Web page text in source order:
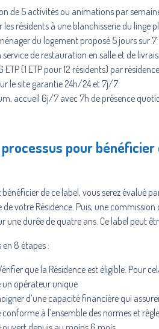
de 5 activités ou animations par
les résidents à une blanchisserie du linge
du logement proposé 5 jours sur
service de restauration en salle et de
(1 ETP pour 12 résidents) par résidence
le site garantie 24h/24 et 7j/7
accueil 6j/7 avec 7h de présence
pour bénéficier
de ce label, vous serez évalué
de votre Résidence. Puis, une
une durée de quatre ans. Ce label peut
en 8 étapes :
que la Résidence est éligible. Pour
un opérateur unique
d’une capacité financière qui
conforme à l’ensemble des normes et